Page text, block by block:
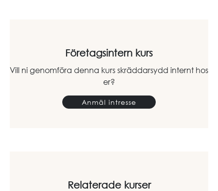
Företagsintern kurs
Vill ni genomföra denna kurs skräddarsydd internt hos
er?
Anmäl intresse
Relaterade kurser